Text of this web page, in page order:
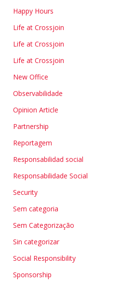
Happy Hours
Life at Crossjoin
Life at Crossjoin
Life at Crossjoin
New Office
Observabilidade
Opinion Article
Partnership
Reportagem
Responsabilidad social
Responsabilidade Social
Security
Sem categoria
Sem Categorização
Sin categorizar
Social Responsibility
Sponsorship